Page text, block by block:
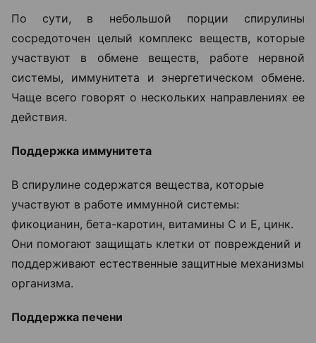
По сути, в небольшой порции спирулины
сосредоточен целый комплекс веществ, которые
участвуют в обмене веществ, работе нервной
системы, иммунитета и энергетическом обмене.
Чаще всего говорят о нескольких направлениях ее
действия.
Поддержка иммунитета
В спирулине содержатся вещества, которые
участвуют в работе иммунной системы:
фикоцианин, бета-каротин, витамины C и E, цинк.
Они помогают защищать клетки от повреждений и
поддерживают естественные защитные механизмы
организма.
Поддержка печени